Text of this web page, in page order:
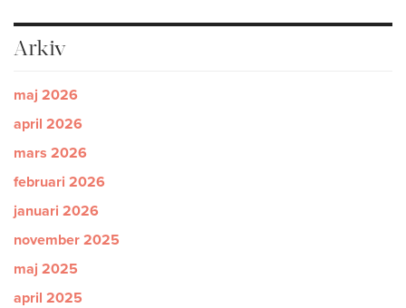
Arkiv
maj 2026
april 2026
mars 2026
februari 2026
januari 2026
november 2025
maj 2025
april 2025